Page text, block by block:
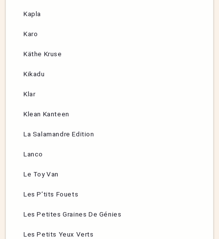
Kapla
Karo
Käthe Kruse
Kikadu
Klar
Klean Kanteen
La Salamandre Edition
Lanco
Le Toy Van
Les P’tits Fouets
Les Petites Graines De Génies
Les Petits Yeux Verts